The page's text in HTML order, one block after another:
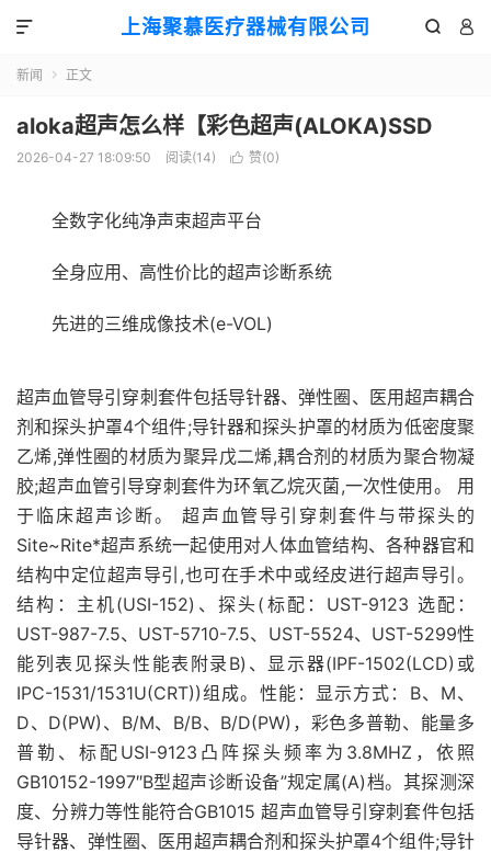
上海聚慕医疗器械有限公司  

新闻  正文
aloka超声怎么样【彩色超声(ALOKA)SSD
2026-04-27 18:09:50 阅读(14)  赞(0)
全数字化纯净声束超声平台
全身应用、高性价比的超声诊断系统
先进的三维成像技术(e-VOL)
超声血管导引穿刺套件包括导针器、弹性圈、医用超声耦合
剂和探头护罩4个组件;导针器和探头护罩的材质为低密度聚
乙烯,弹性圈的材质为聚异戊二烯,耦合剂的材质为聚合物凝
胶;超声血管引导穿刺套件为环氧乙烷灭菌,一次性使用。 用
于临床超声诊断。 超声血管导引穿刺套件与带探头的
Site~Rite*超声系统一起使用对人体血管结构、各种器官和
结构中定位超声导引,也可在手术中或经皮进行超声导引。
结构：主机(USI-152)、探头(标配：UST-9123 选配：
UST-987-7.5、UST-5710-7.5、UST-5524、UST-5299性
能列表见探头性能表附录B)、显示器(IPF-1502(LCD)或
IPC-1531/1531U(CRT))组成。性能：显示方式：B、M、
D、D(PW)、B/M、B/B、B/D(PW)，彩色多普勒、能量多
普勒、标配USI-9123凸阵探头频率为3.8MHZ，依照
GB10152-1997″B型超声诊断设备”规定属(A)档。其探测深
度、分辨力等性能符合GB1015 超声血管导引穿刺套件包括
导针器、弹性圈、医用超声耦合剂和探头护罩4个组件;导针